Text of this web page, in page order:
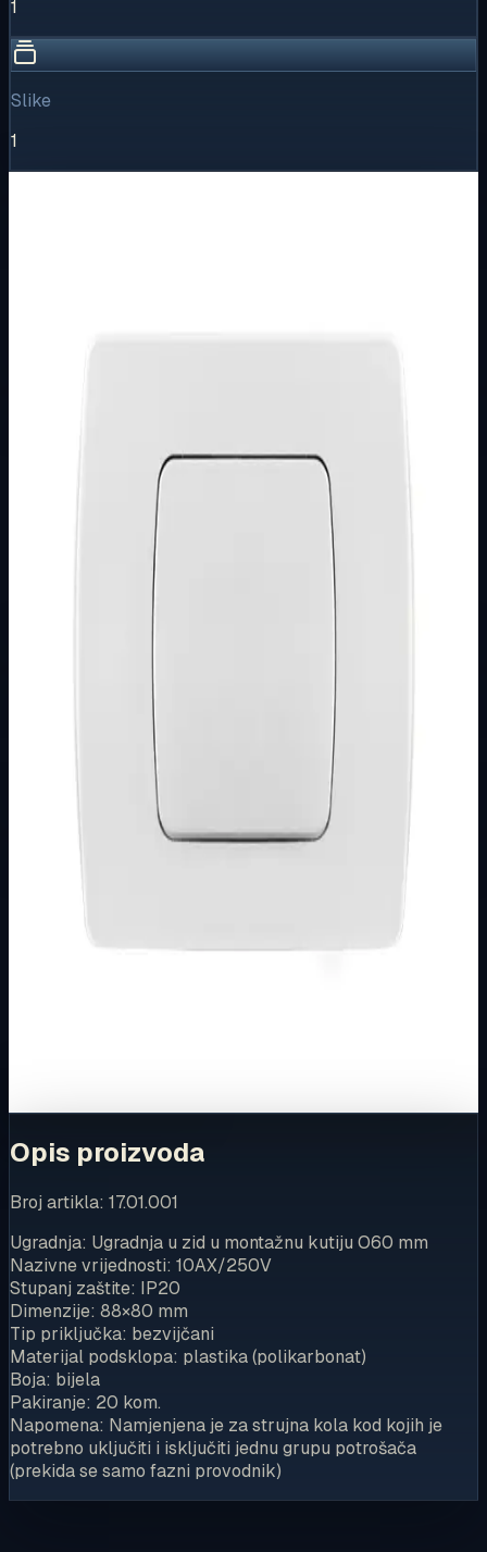
1
Slike
1
Metalka Majur
PODŽBUKNI PROGRAM
EMPORIO
Prezentacijski prikaz bez cijena, košarice, zaliha i
Kratak pregled
Broj artikla: 17.01.001 Ugradnja: Ugradnja u zid u montažnu
kutiju O60 mm Nazivne vrijednosti: 10AX/250V Stupanj
zaštite: IP20 Dimenzije: 88…
Dostupno za kupnju u internetskoj trgovini Živić-
Elektro
Kupovina
Opis proizvoda
Broj artikla: 17.01.001
Ugradnja: Ugradnja u zid u montažnu kutiju O60 mm
Nazivne vrijednosti: 10AX/250V
Stupanj zaštite: IP20
Dimenzije: 88×80 mm
Tip priključka: bezvijčani
Materijal podsklopa: plastika (polikarbonat)
Boja: bijela
Pakiranje: 20 kom.
Napomena: Namjenjena je za strujna kola kod kojih je
potrebno uključiti i isključiti jednu grupu potrošača
(prekida se samo fazni provodnik)